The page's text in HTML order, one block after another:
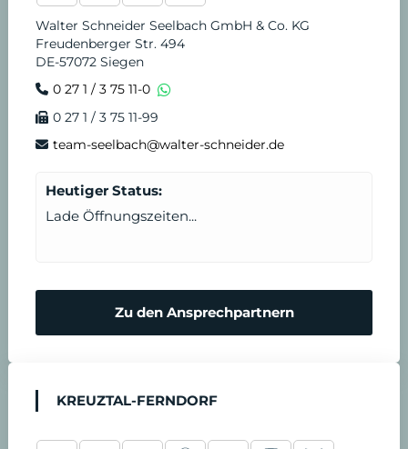
Walter Schneider Seelbach GmbH & Co. KG
Freudenberger Str. 494
DE-57072 Siegen
0 27 1 / 3 75 11-0
0 27 1 / 3 75 11-99
team-seelbach@walter-schneider.de
Heutiger Status:
Lade Öffnungszeiten...
Zu den Ansprechpartnern
KREUZTAL-FERNDORF